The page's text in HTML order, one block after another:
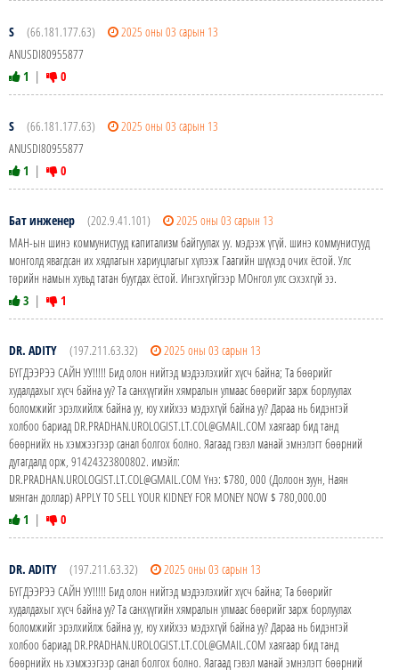
S (66.181.177.63)
2025 оны 03 сарын 13
ANUSDI80955877
1 | 0
S (66.181.177.63)
2025 оны 03 сарын 13
ANUSDI80955877
1 | 0
Бат инженер (202.9.41.101)
2025 оны 03 сарын 13
МАН-ын шинэ коммунистууд капитализм байгуулах уу. мэдээж үгүй. шинэ коммунистууд
монголд явагдсан их хядлагын хариуцлагыг хүлээж Гаагийн шүүхэд очих ёстой. Улс
төрийн намын хувьд татан буугдах ёстой. Ингэхгүйгээр МОнгол улс сэхэхгүй ээ.
3 | 1
DR. ADITY (197.211.63.32)
2025 оны 03 сарын 13
БҮГДЭЭРЭЭ САЙН УУ!!!!! Бид олон нийтэд мэдээлэхийг хүсч байна; Та бөөрийг
худалдахыг хүсч байна уу? Та санхүүгийн хямралын улмаас бөөрийг зарж борлуулах
боломжийг эрэлхийлж байна уу, юу хийхээ мэдэхгүй байна уу? Дараа нь бидэнтэй
холбоо бариад DR.PRADHAN.UROLOGIST.LT.COL@GMAIL.COM хаягаар бид танд
бөөрнийх нь хэмжээгээр санал болгох болно. Яагаад гэвэл манай эмнэлэгт бөөрний
дутагдалд орж, 91424323800802. имэйл:
DR.PRADHAN.UROLOGIST.LT.COL@GMAIL.COM Yнэ: $780, 000 (Долоон зуун, Наян
мянган доллар) APPLY TO SELL YOUR KIDNEY FOR MONEY NOW $ 780,000.00
1 | 0
DR. ADITY (197.211.63.32)
2025 оны 03 сарын 13
БҮГДЭЭРЭЭ САЙН УУ!!!!! Бид олон нийтэд мэдээлэхийг хүсч байна; Та бөөрийг
худалдахыг хүсч байна уу? Та санхүүгийн хямралын улмаас бөөрийг зарж борлуулах
боломжийг эрэлхийлж байна уу, юу хийхээ мэдэхгүй байна уу? Дараа нь бидэнтэй
холбоо бариад DR.PRADHAN.UROLOGIST.LT.COL@GMAIL.COM хаягаар бид танд
бөөрнийх нь хэмжээгээр санал болгох болно. Яагаад гэвэл манай эмнэлэгт бөөрний